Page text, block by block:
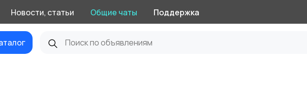
Новости, статьи Общие чаты Поддержка